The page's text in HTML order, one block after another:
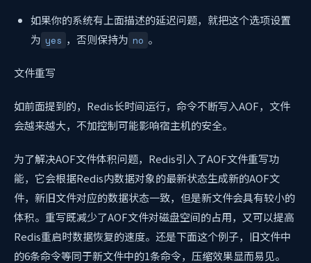
如果你的系统有上面描述的延迟问题，就把这个选项设置
为 yes ，否则保持为 no 。
文件重写
如前面提到的，Redis长时间运行，命令不断写入AOF，文件
会越来越大，不加控制可能影响宿主机的安全。
为了解决AOF文件体积问题，Redis引入了AOF文件重写功
能，它会根据Redis内数据对象的最新状态生成新的AOF文
件，新旧文件对应的数据状态一致，但是新文件会具有较小的
体积。重写既减少了AOF文件对磁盘空间的占用，又可以提高
Redis重启时数据恢复的速度。还是下面这个例子，旧文件中
的6条命令等同于新文件中的1条命令，压缩效果显而易见。